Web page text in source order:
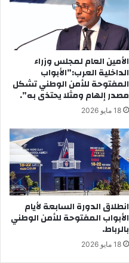
الأمين العام لمجلس وزراء
الداخلية العرب:”الأبواب
المفتوحة للأمن الوطني تشكل
مصدر إلهام ومثلا يحتذى به”.
18 مايو 2026
انطلاق الدورة السابعة لأيام
الأبواب المفتوحة للأمن الوطني
بالرباط.
18 مايو 2026